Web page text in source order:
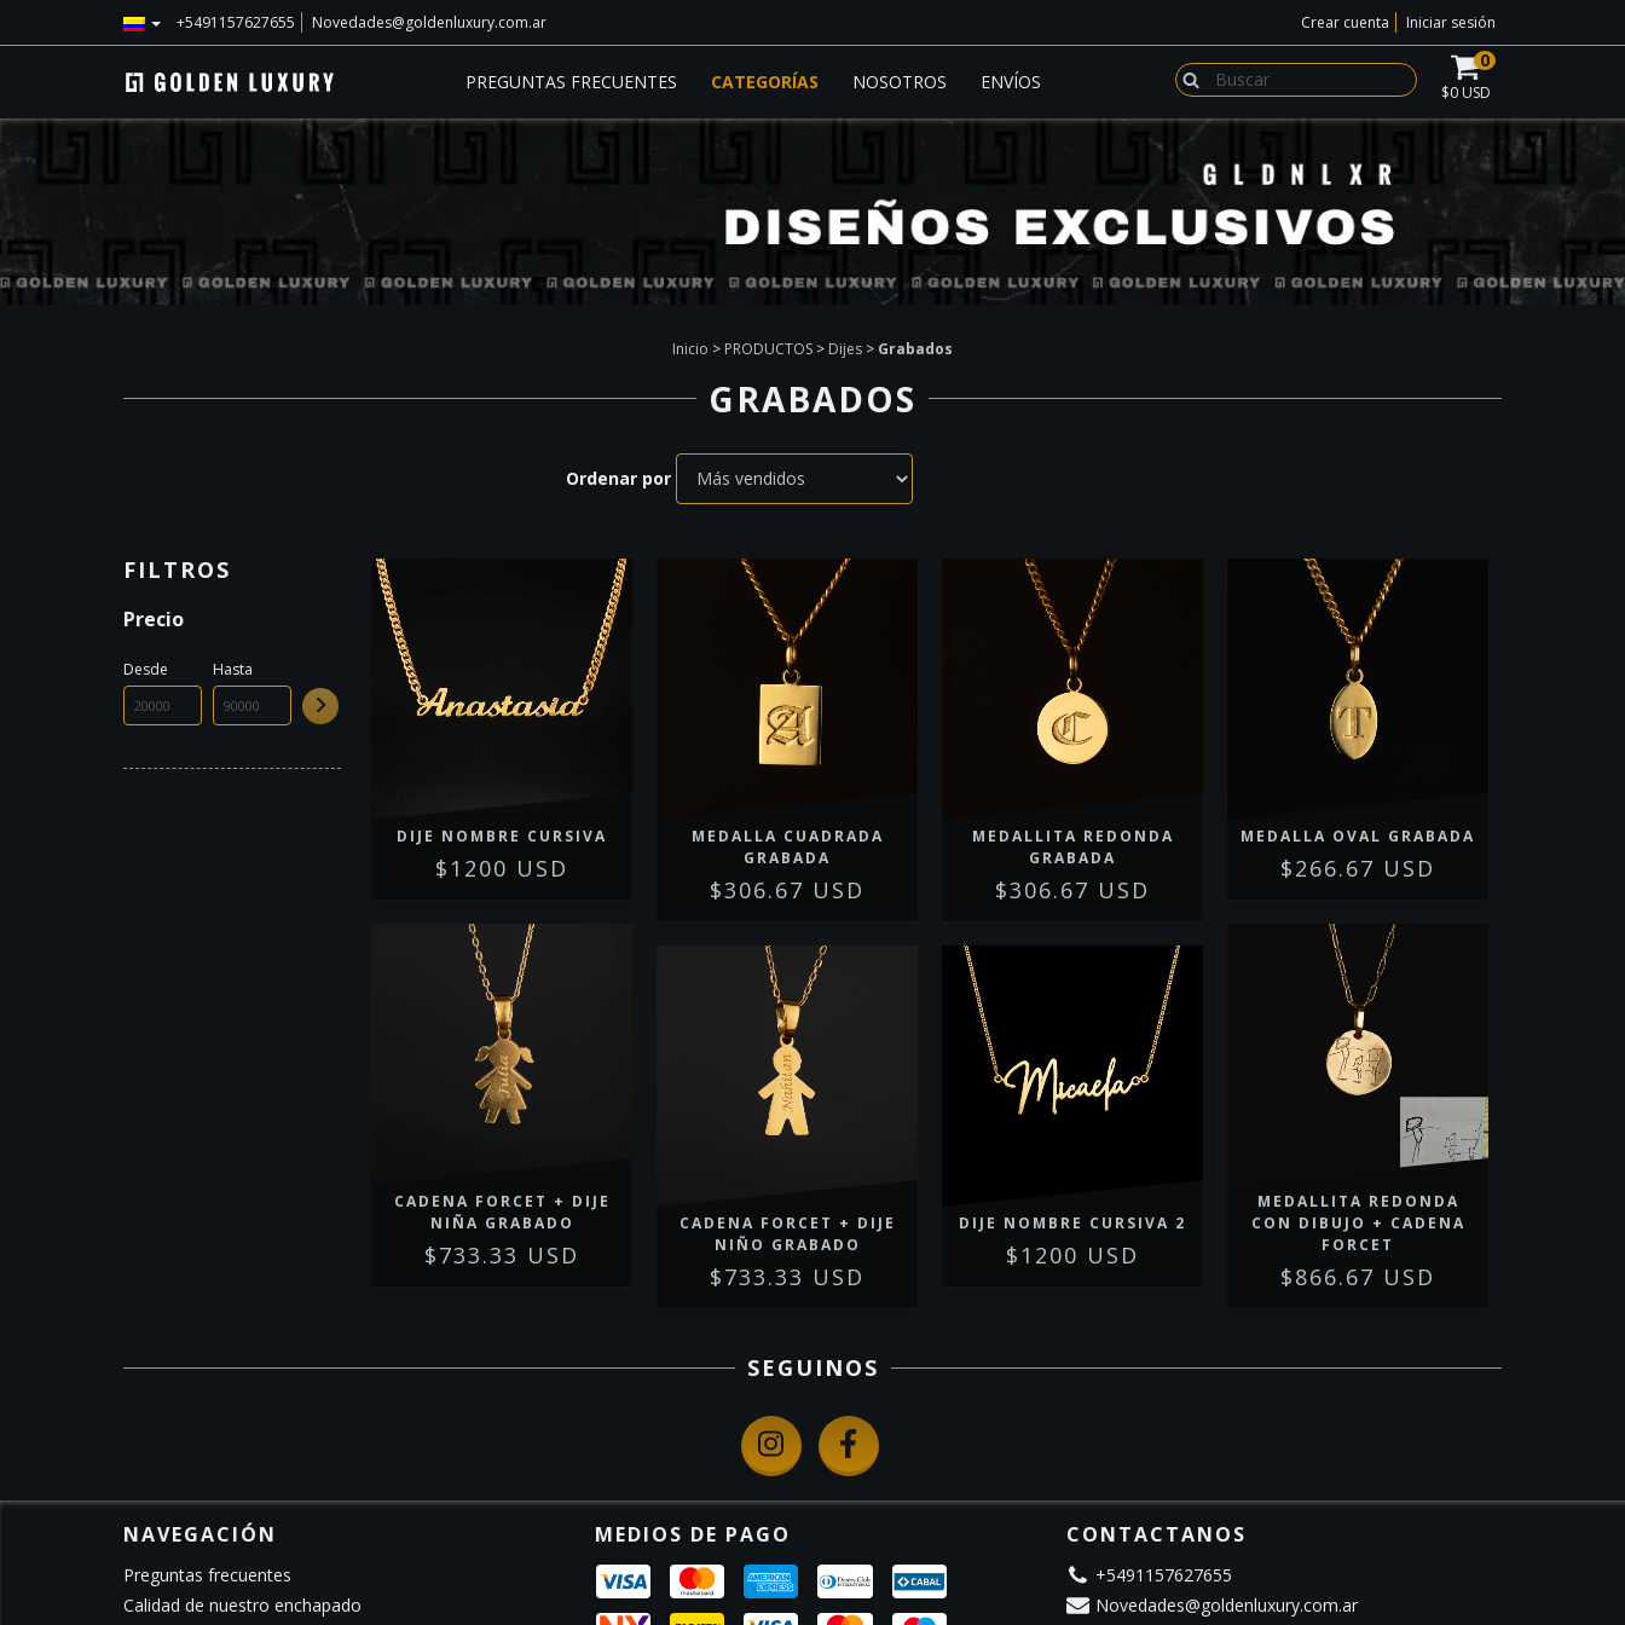
+5491157627655 Novedades@goldenluxury.com.ar Crear cuenta Iniciar sesión
PREGUNTAS FRECUENTES CATEGORÍAS NOSOTROS ENVÍOS
0
$0 USD
Inicio > PRODUCTOS > Dijes > Grabados
GRABADOS
Ordenar por
FILTROS
Precio
Desde Hasta
DIJE NOMBRE CURSIVA
$1200 USD
MEDALLA CUADRADA
GRABADA
$306.67 USD
MEDALLITA REDONDA
GRABADA
$306.67 USD
MEDALLA OVAL GRABADA
$266.67 USD
CADENA FORCET + DIJE
NIÑA GRABADO
$733.33 USD
CADENA FORCET + DIJE
NIÑO GRABADO
$733.33 USD
DIJE NOMBRE CURSIVA 2
$1200 USD
MEDALLITA REDONDA
CON DIBUJO + CADENA
FORCET
$866.67 USD
SEGUINOS
NAVEGACIÓN
Preguntas frecuentes
Calidad de nuestro enchapado
MEDIOS DE PAGO CONTACTANOS
+5491157627655
Novedades@goldenluxury.com.ar